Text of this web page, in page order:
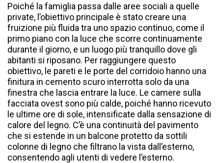
Poiché la famiglia passa dalle aree sociali a quelle
private, l’obiettivo principale è stato creare una
fruizione più fluida tra uno spazio continuo, come il
primo piano con la luce che scorre continuamente
durante il giorno, e un luogo più tranquillo dove gli
abitanti si riposano. Per raggiungere questo
obiettivo, le pareti e le porte del corridoio hanno una
finitura in cemento scuro interrotta solo da una
finestra che lascia entrare la luce. Le camere sulla
facciata ovest sono più calde, poiché hanno ricevuto
le ultime ore di sole, intensificate dalla sensazione di
calore del legno. C’è una continuità del pavimento
che si estende in un balcone protetto da sottili
colonne di legno che filtrano la vista dall’esterno,
consentendo agli utenti di vedere l’esterno.